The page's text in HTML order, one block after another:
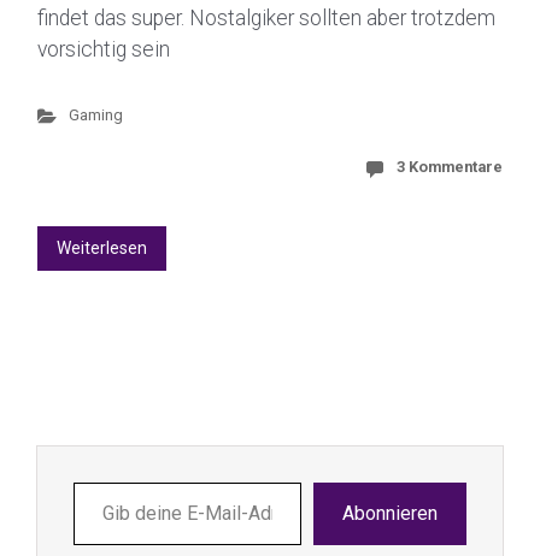
findet das super. Nostalgiker sollten aber trotzdem
vorsichtig sein
Gaming
3 Kommentare
Weiterlesen
deine
E-
Abonnieren